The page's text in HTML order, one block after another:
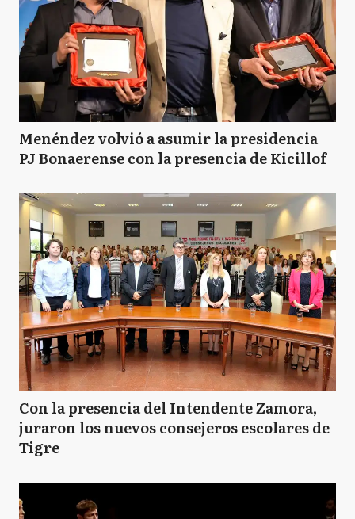
Menéndez volvió a asumir la presidencia
PJ Bonaerense con la presencia de Kicillof
Con la presencia del Intendente Zamora,
juraron los nuevos consejeros escolares de
Tigre